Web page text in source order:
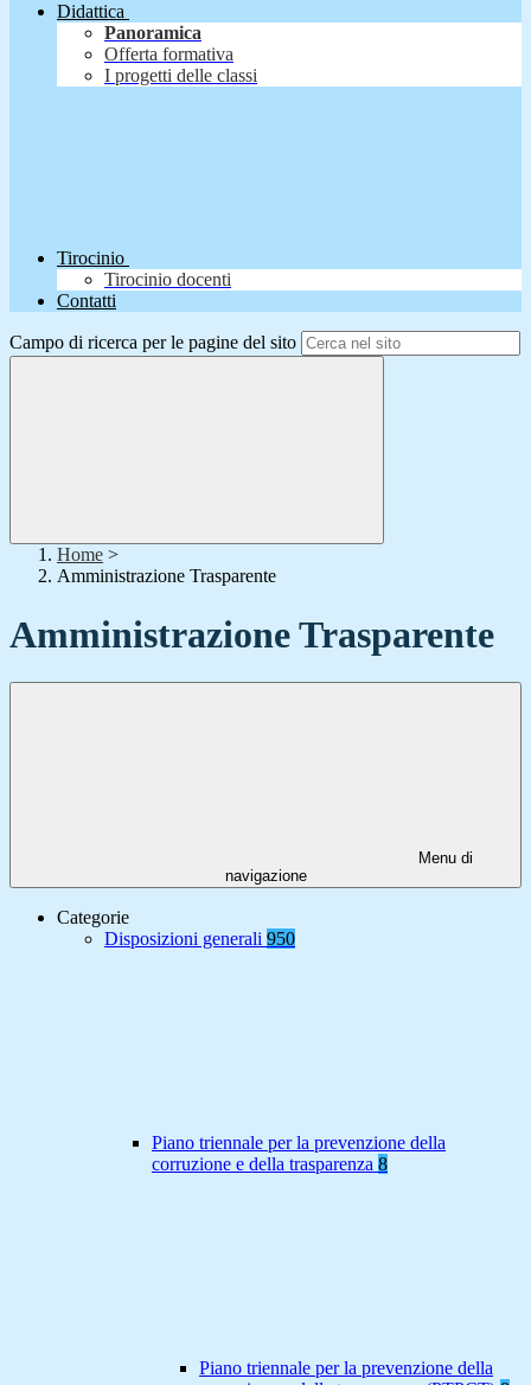
Didattica
Panoramica
Offerta formativa
I progetti delle classi
Tirocinio
Tirocinio docenti
Contatti
Campo di ricerca per le pagine del sito
Home >
Amministrazione Trasparente
Amministrazione Trasparente
Menu di
navigazione
Categorie
Disposizioni generali 950
Piano triennale per la prevenzione della
corruzione e della trasparenza 8
Piano triennale per la prevenzione della